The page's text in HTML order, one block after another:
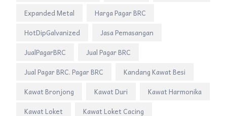
Expanded Metal
Harga Pagar BRC
HotDipGalvanized
Jasa Pemasangan
JualPagarBRC
Jual Pagar BRC
Jual Pagar BRC. Pagar BRC
Kandang Kawat Besi
Kawat Bronjong
Kawat Duri
Kawat Harmonika
Kawat Loket
Kawat Loket Cacing